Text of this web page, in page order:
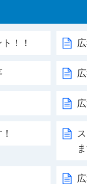
！！